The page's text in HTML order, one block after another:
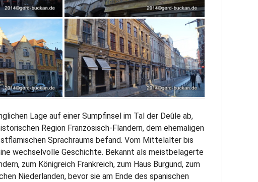
Lage auf einer Sumpfinsel im Tal der Deûle ab,
Region Französisch-Flandern, dem ehemaligen
Sprachraums befand. Vom Mittelalter bis
wechselvolle Geschichte. Bekannt als meistbelagerte
zum Königreich Frankreich, zum Haus Burgund, zum
Niederlanden, bevor sie am Ende des spanischen